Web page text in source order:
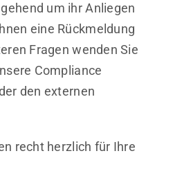
um ihr Anliegen
eine Rückmeldung
Fragen wenden Sie
Compliance
den externen
recht herzlich für Ihre